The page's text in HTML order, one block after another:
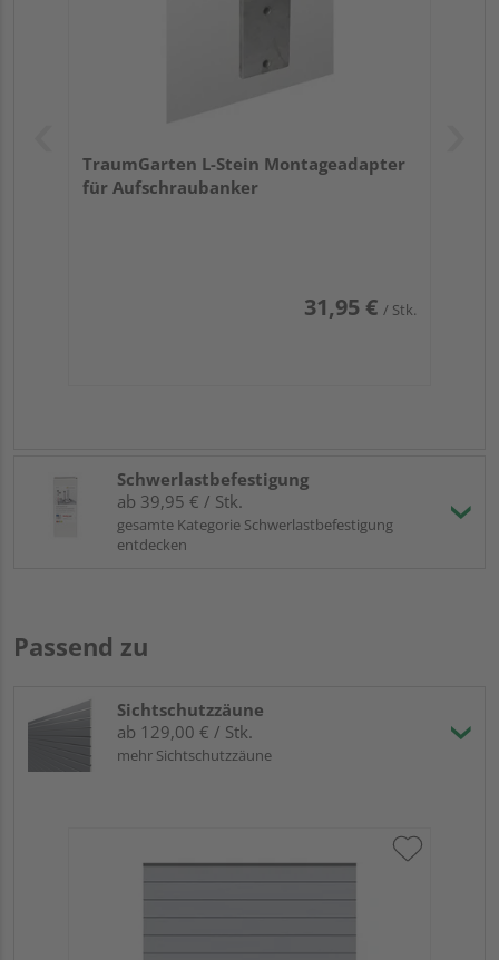
TraumGarten L-Stein Montageadapter
für Aufschraubanker
31,95 € / Stk.
Schwerlastbefestigung
ab 39,95 € / Stk.
gesamte Kategorie Schwerlastbefestigung
entdecken
Passend zu
Sichtschutzzäune
ab 129,00 € / Stk.
mehr Sichtschutzzäune